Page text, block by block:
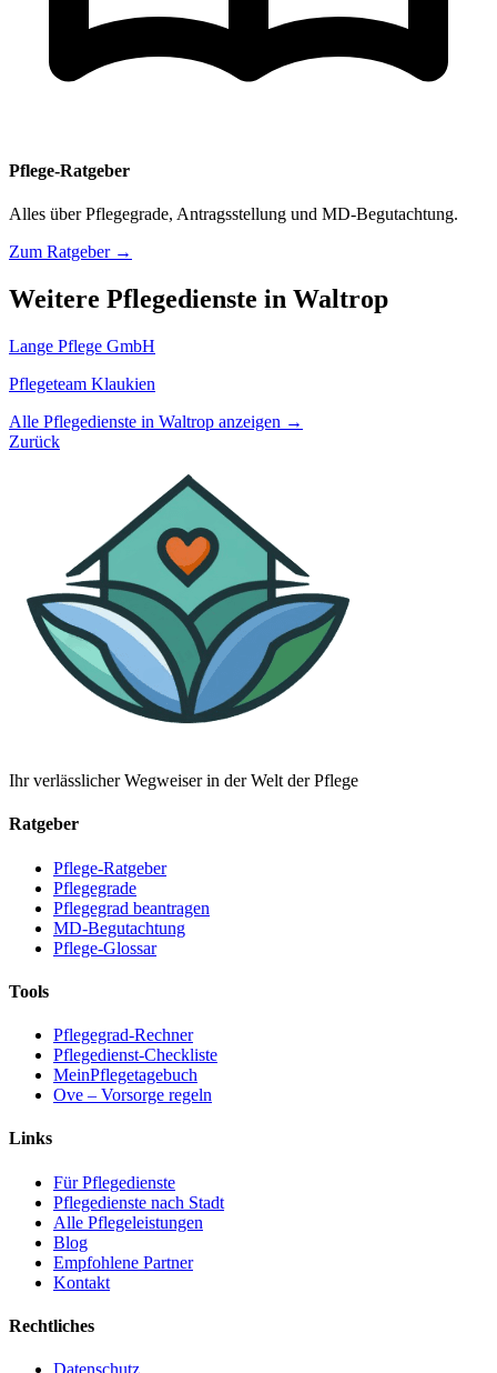
Pflege-Ratgeber
Alles über Pflegegrade, Antragsstellung und MD-Begutachtung.
Zum Ratgeber →
Weitere Pflegedienste in Waltrop
Lange Pflege GmbH
Pflegeteam Klaukien
Alle Pflegedienste in Waltrop anzeigen →
Zurück
Ihr verlässlicher Wegweiser in der Welt der Pflege
Ratgeber
Pflege-Ratgeber
Pflegegrade
Pflegegrad beantragen
MD-Begutachtung
Pflege-Glossar
Tools
Pflegegrad-Rechner
Pflegedienst-Checkliste
MeinPflegetagebuch
Ove – Vorsorge regeln
Links
Für Pflegedienste
Pflegedienste nach Stadt
Alle Pflegeleistungen
Blog
Empfohlene Partner
Kontakt
Rechtliches